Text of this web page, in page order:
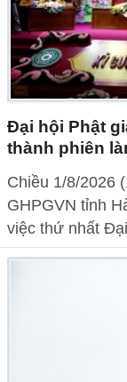
Đại hội Phật
thành phiên
Chiều 1/8/2026
GHPGVN tỉnh
việc thứ nhất